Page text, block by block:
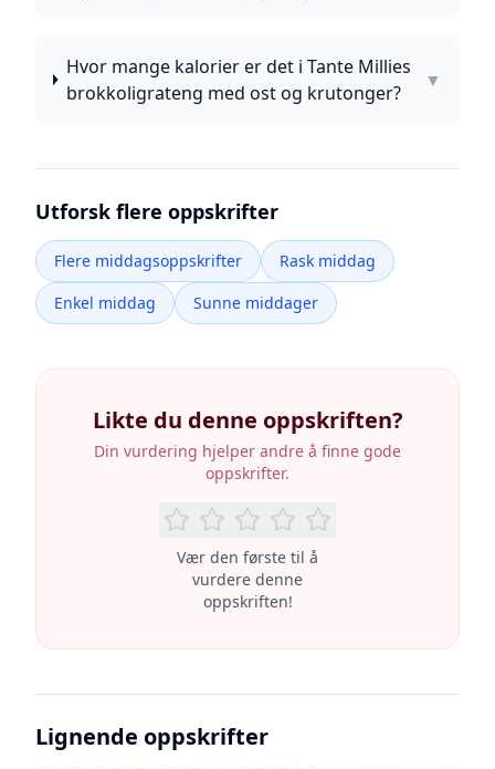
Hvor mange kalorier er det i Tante Millies
brokkoligrateng med ost og krutonger?
▼
Utforsk flere oppskrifter
Flere middagsoppskrifter
Rask middag
Enkel middag
Sunne middager
Likte du denne oppskriften?
Din vurdering hjelper andre å finne gode
oppskrifter.
Vær den første til å
vurdere denne
oppskriften!
Lignende oppskrifter